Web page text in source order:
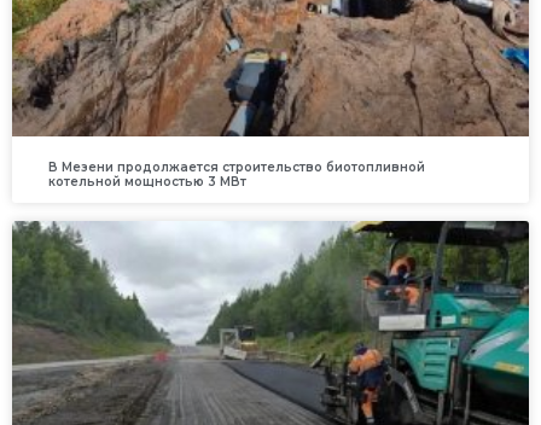
В Мезени продолжается строительство биотопливной
котельной мощностью 3 МВт